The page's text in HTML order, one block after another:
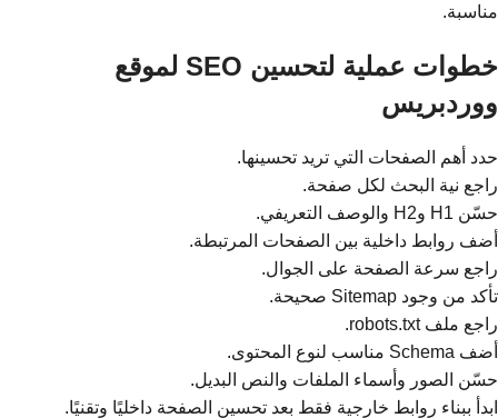
مناسبة.
خطوات عملية لتحسين SEO لموقع
ووردبريس
حدد أهم الصفحات التي تريد تحسينها.
راجع نية البحث لكل صفحة.
حسّن H1 وH2 والوصف التعريفي.
أضف روابط داخلية بين الصفحات المرتبطة.
راجع سرعة الصفحة على الجوال.
تأكد من وجود Sitemap صحيحة.
راجع ملف robots.txt.
أضف Schema مناسب لنوع المحتوى.
حسّن الصور وأسماء الملفات والنص البديل.
ابدأ ببناء روابط خارجية فقط بعد تحسين الصفحة داخليًا وتقنيًا.